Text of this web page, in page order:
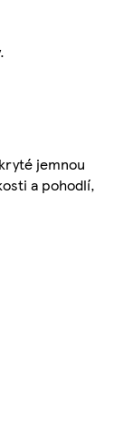
jemnou
a pohodlí,